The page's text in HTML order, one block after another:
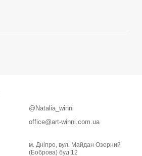
@Natalia_winni
office@art-winni.com.ua
м. Дніпро, вул. Майдан Озерний
(Боброва) буд.12